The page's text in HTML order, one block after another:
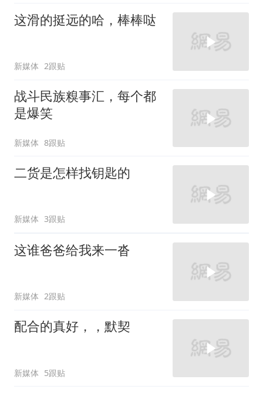
这滑的挺远的哈，棒棒哒
新媒体 2跟贴
战斗民族糗事汇，每个都
是爆笑
新媒体 8跟贴
二货是怎样找钥匙的
新媒体 3跟贴
这谁爸爸给我来一沓
新媒体 2跟贴
配合的真好，，默契
新媒体 5跟贴